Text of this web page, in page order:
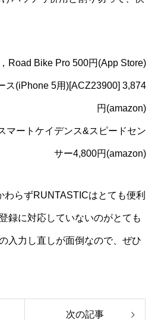
Road Bike Pro 500円(App Store)
ス(iPhone 5用)[ACZ23900] 3,874
円(amazon)
マートケイデンス&スピードセン
サー4,800円(amazon)
らずRUNTASTICはとても便利
録に対応していないのがとても
入力し直しが面倒なので、ぜひ
次の記事